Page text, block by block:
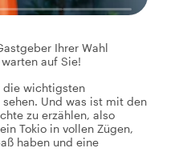
Ihrer Wahl
auf Sie!
die wichtigsten
Und was ist mit den
zu erzählen, also
Tokio in vollen Zügen,
haben und eine